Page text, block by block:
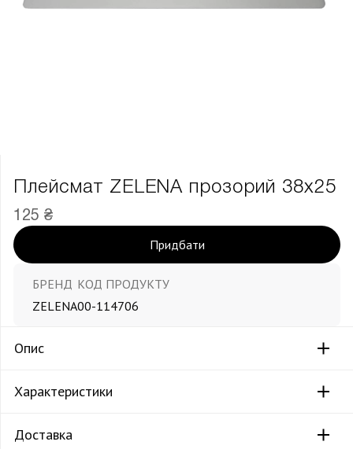
Плейсмат ZELENA прозорий 38х25
125 ₴
Придбати
БРЕНД
ZELENA
КОД ПРОДУКТУ
00-114706
Опис
Характеристики
Доставка